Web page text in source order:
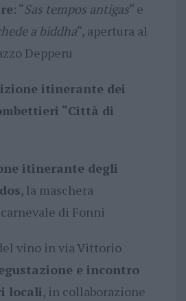
: “Sas tempos antigas“ e
a biddha“, apertura al
Depperu
itinerante dei
“Città di
itinerante degli
, la maschera
di Fonni
vino in via Vittorio
e incontro
locali, in collaborazione